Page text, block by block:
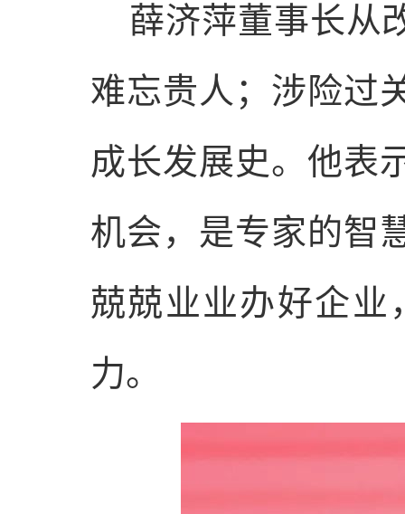
薛济萍董事长从
难忘贵人；涉险过
成长发展史。他表
机会，是专家的智
兢兢业业办好企业
力。